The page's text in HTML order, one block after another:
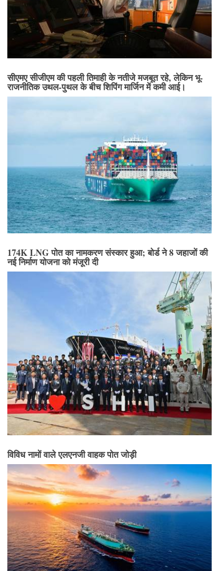
सीएमए सीजीएम की पहली तिमाही के नतीजे मजबूत रहे, लेकिन भू-
राजनीतिक उथल-पुथल के बीच शिपिंग मार्जिन में कमी आई।
174K LNG पोत का नामकरण संस्कार हुआ; बोर्ड ने 8 जहाजों की
नई निर्माण योजना को मंजूरी दी
विविध नामों वाले एलएनजी वाहक पोत जोड़ी